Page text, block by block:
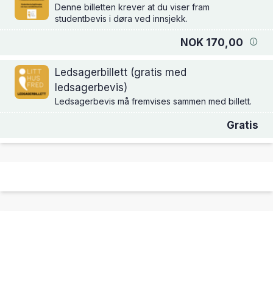
Denne billetten krever at du viser fram
studentbevis i døra ved innsjekk.
NOK 170,00
Ledsagerbillett (gratis med
ledsagerbevis)
Ledsagerbevis må fremvises sammen med billett.
Gratis